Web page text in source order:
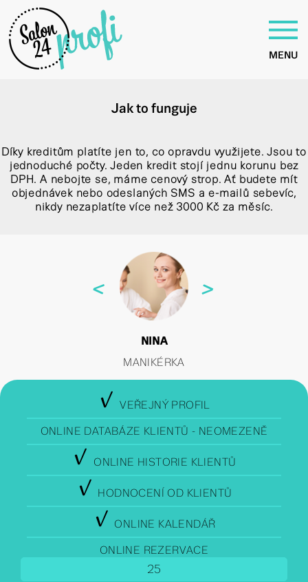
MENU
Jak to funguje
Díky kreditům platíte jen to, co opravdu využijete. Jsou to
jednoduché počty. Jeden kredit stojí jednu korunu bez
DPH. A nebojte se, máme cenový strop. Ať budete mít
objednávek nebo odeslaných SMS a e-mailů sebevíc,
nikdy nezaplatíte více než 3000 Kč za měsíc.
< >
NINA
MANIKÉRKA
y VEŘEJNÝ PROFIL
ONLINE DATABÁZE KLIENTŮ - NEOMEZENĚ
y ONLINE HISTORIE KLIENTŮ
y HODNOCENÍ OD KLIENTŮ
y ONLINE KALENDÁŘ
ONLINE REZERVACE